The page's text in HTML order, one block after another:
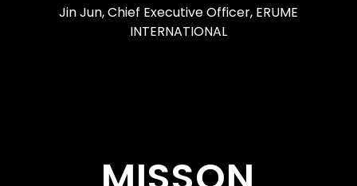
Jin Jun, Chief Executive Officer, ERUME
INTERNATIONAL